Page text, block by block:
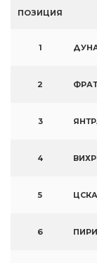
ПОЗИЦИЯ
1
2
3
4
5
6